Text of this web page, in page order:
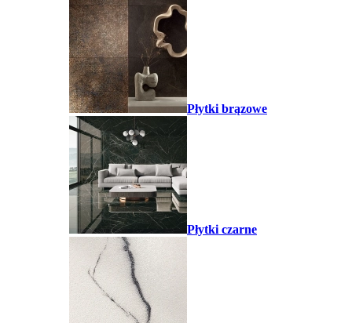
Płytki brązowe
Płytki czarne